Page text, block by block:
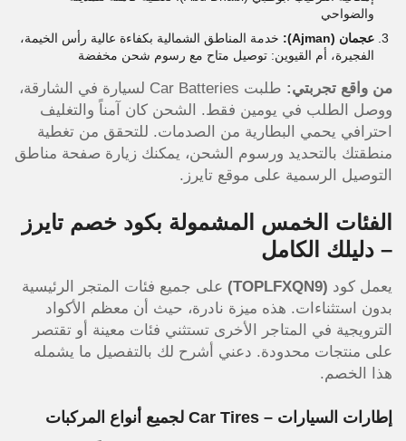
والضواحي
عجمان (Ajman):
خدمة المناطق الشمالية بكفاءة عالية رأس الخيمة،
الفجيرة، أم القيوين: توصيل متاح مع رسوم شحن مخفضة
من واقع تجربتي:
طلبت Car Batteries لسيارة في الشارقة،
ووصل الطلب في يومين فقط. الشحن كان آمناً والتغليف
احترافي يحمي البطارية من الصدمات. للتحقق من تغطية
منطقتك بالتحديد ورسوم الشحن، يمكنك زيارة صفحة مناطق
التوصيل الرسمية على موقع تايرز.
الفئات الخمس المشمولة بكود خصم تايرز
– دليلك الكامل
يعمل كود (TOPLFXQN9)
على جميع فئات المتجر الرئيسية
بدون استثناءات. هذه ميزة نادرة، حيث أن معظم الأكواد
الترويجية في المتاجر الأخرى تستثني فئات معينة أو تقتصر
على منتجات محدودة. دعني أشرح لك بالتفصيل ما يشمله
هذا الخصم.
إطارات السيارات – Car Tires لجميع أنواع المركبات